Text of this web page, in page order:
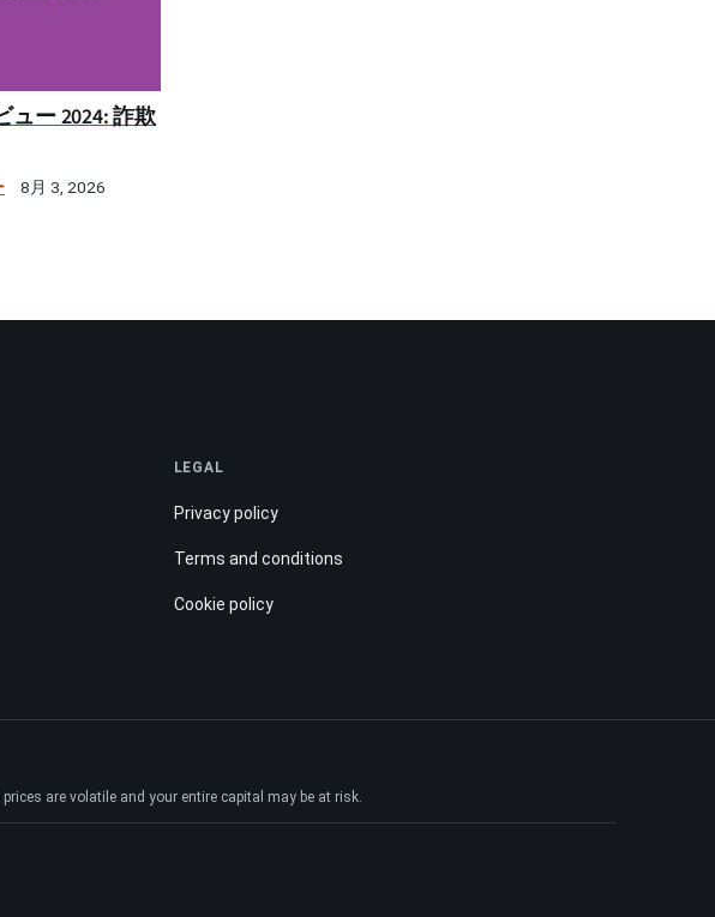
ュー 2024: 詐欺
8月 3, 2026
LEGAL
Privacy policy
Terms and conditions
Cookie policy
are volatile and your entire capital may be at risk.